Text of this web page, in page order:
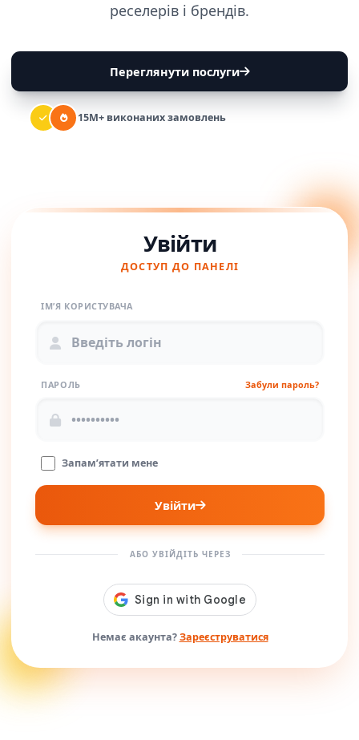
реселерів і брендів.
Переглянути послуги
15M+ виконаних замовлень
Увійти
ДОСТУП ДО ПАНЕЛІ
ІМ’Я КОРИСТУВАЧА
ПАРОЛЬ Забули пароль?
Запам’ятати мене
Увійти
АБО УВІЙДІТЬ ЧЕРЕЗ
Немає акаунта?Зареєструватися